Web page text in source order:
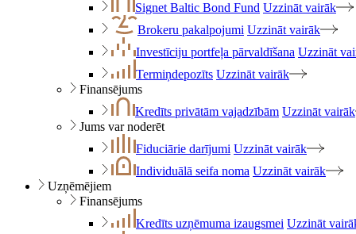
Signet Baltic Bond Fund Uzzināt vairāk
Brokeru pakalpojumi Uzzināt vairāk
Investīciju portfeļa pārvaldīšana Uzzināt
Termiņdepozīts Uzzināt vairāk
Finansējums
Kredīts privātām vajadzībām Uzzināt vairāk
Jums var noderēt
Fiduciārie darījumi Uzzināt vairāk
Individuālā seifa noma Uzzināt vairāk
Uzņēmējiem
Finansējums
Kredīts uzņēmuma izaugsmei Uzzināt